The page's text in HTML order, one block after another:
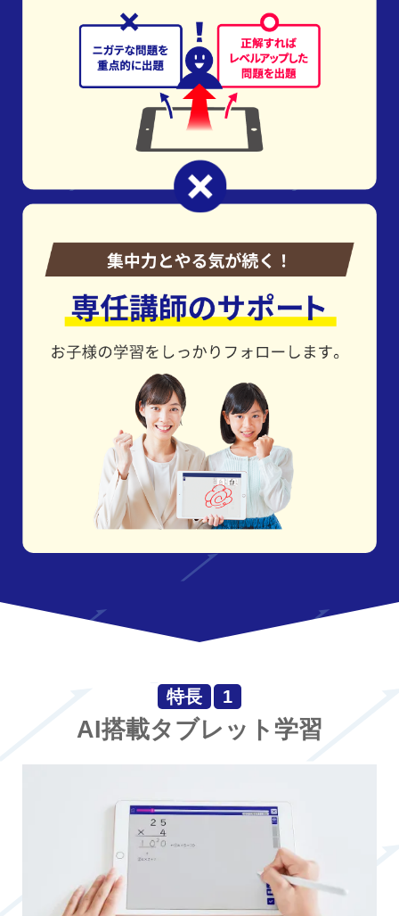
特長 1
AI搭載タブレット学習